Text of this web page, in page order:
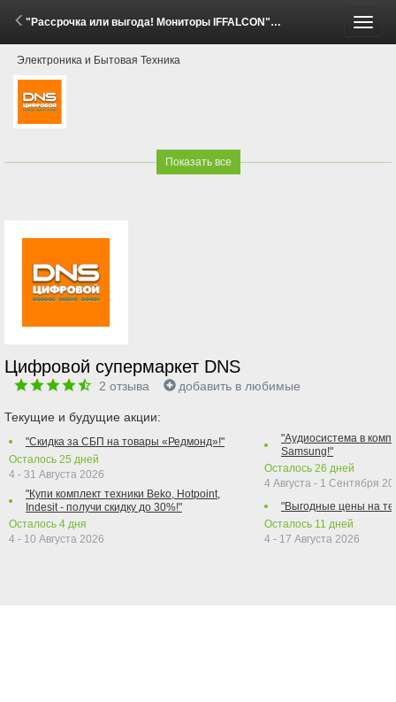
"Рассрочка или выгода! Мониторы IFFALCON" (8 Апреля - 31 Мая 2026)
Электроника и Бытовая Техника
Показать все
Цифровой супермаркет DNS
2 отзыва добавить в любимые
Текущие и будущие акции:
"Скидка за СБП на товары «Редмонд»!"
Осталось 25 дней
4 - 31 Августа 2026
"Купи комплект техники Beko, Hotpoint,
Indesit - получи скидку до 30%!"
Осталось 4 дня
4 - 10 Августа 2026
"Аудиосистема в
Samsung!"
Осталось 26 дней
4 Августа - 1 Сентября
"Выгодные цены на
Осталось 11 дней
4 - 17 Августа 2026